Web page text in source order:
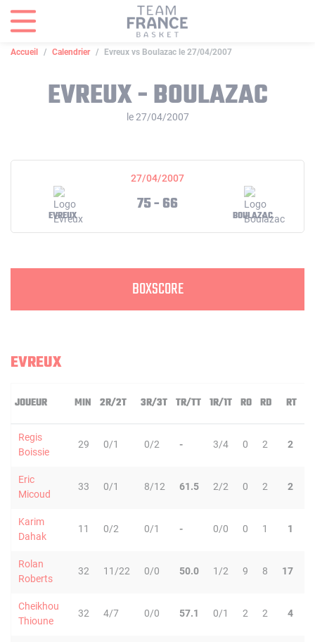
Accueil Calendrier Evreux vs Boulazac le 27/04/2007
EVREUX - BOULAZAC
le 27/04/2007
27/04/2007
EVREUX
75 - 66
BOULAZAC
BOXSCORE
EVREUX
JOUEUR MIN 2R/2T 3R/3T TR/TT 1R/1T RO RD RT
Regis
Boissie
29 0/1 0/2 - 3/4 0 2 2
Eric
Micoud
33 0/1 8/12 61.5 2/2 0 2 2
Karim
Dahak
11 0/2 0/1 - 0/0 0 1 1
Rolan
Roberts
32 11/22 0/0 50.0 1/2 9 8 17
Cheikhou
Thioune
32 4/7 0/0 57.1 0/1 2 2 4
Panneau de gestion des cookies